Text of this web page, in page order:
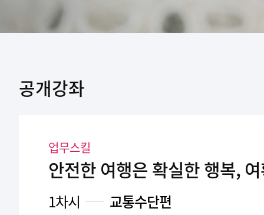
공개강좌
업무스킬
안전한 여행은 확실한 행복,
1차시 교통수단편